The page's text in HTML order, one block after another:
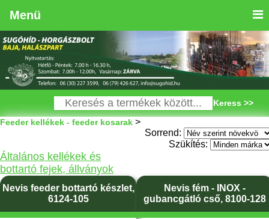
Menü
Keress >>
Feeder kellékek - feeder kosarak >
Sorrend:
Szükítés:
Általános kellékek és
bottartó fejek, állványok
Nevis feeder bottartó készlet,
6124-105
Nevis fém - INOX -
gubancgátló cső, 8100-128